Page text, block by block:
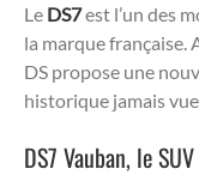
Le DS7est l’un des
la marque française.
DS propose une
historique jamais
DS7 Vauban, le